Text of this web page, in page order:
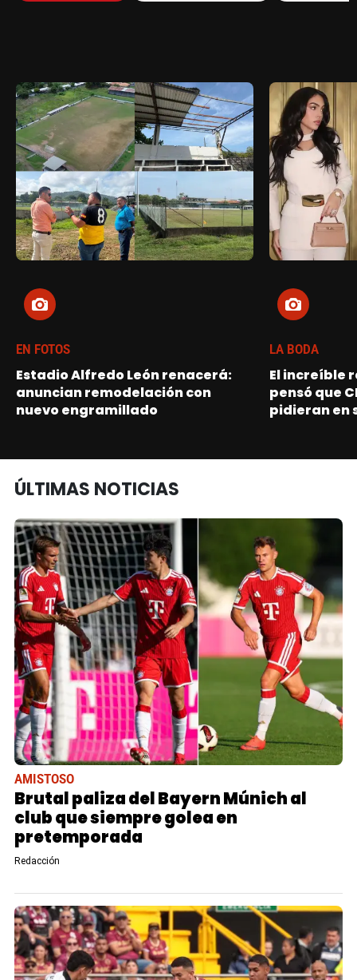
EN FOTOS
Estadio Alfredo León renacerá:
anuncian remodelación con
nuevo engramillado
LA BODA
El increíble
pensó que
pidieran en
ÚLTIMAS NOTICIAS
AMISTOSO
Brutal paliza del Bayern Múnich al
club que siempre golea en
pretemporada
Redacción